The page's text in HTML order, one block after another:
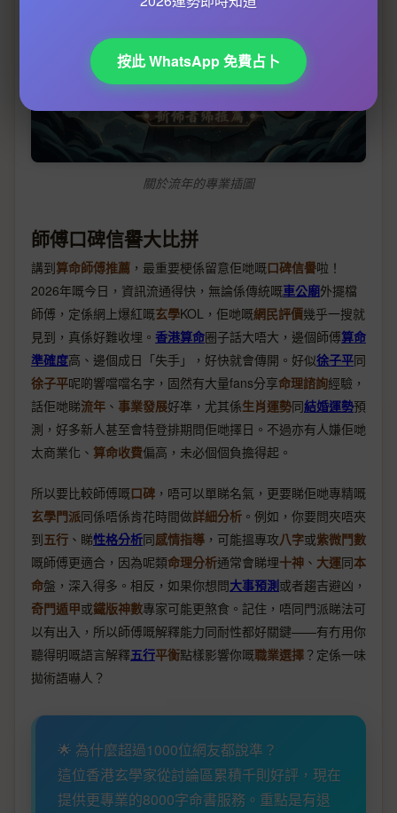
關於流年的專業插圖
師傅口碑信譽大比拼
講到算命師傅推薦 ，最重要梗係留意佢哋嘅口碑信譽啦！
2026年嘅今日，資訊流通得快，無論係傳統嘅車公廟外擺檔
師傅，定係網上爆紅嘅玄學KOL，佢哋嘅網民評價幾乎一搜就
見到，真係好難收埋。 香港算命圈子話大唔大，邊個師傅算命
準確度高、邊個成日「失手」，好快就會傳開。好似徐子平同
徐子平呢啲響噹噹名字，固然有大量fans分享命理諮詢經驗，
話佢哋睇流年 、 事業發展好凖，尤其係生肖運勢同結婚運勢預
測，好多新人甚至會特登排期問佢哋擇日。不過亦有人嫌佢哋
太商業化、 算命收費偏高，未必個個負擔得起。
所以要比較師傅嘅口碑 ，唔可以單睇名氣，更要睇佢哋專精嘅
玄學門派同係唔係肯花時間做詳細分析 。例如，你要問夾唔夾
到五行 、睇性格分析同感情指導 ，可能搵專攻八字或紫微鬥數
嘅師傅更適合，因為呢類命理分析通常會睇埋十神 、 大運同本
命盤，深入得多。相反，如果你想問大事預測或者趨吉避凶，
奇門遁甲或鐵版神數專家可能更煞食。記住，唔同門派睇法可
以有出入，所以師傅嘅解釋能力同耐性都好關鍵——有冇用你
聽得明嘅語言解釋五行平衡點樣影響你嘅職業選擇 ？定係一味
拋術語嚇人？
🌟 為什麼超過1000位網友都說準？
這位香港玄學家從討論區累積千則好評，現在
提供更專業的8000字命書服務。重點是有退
按此 WhatsApp 免費占卜